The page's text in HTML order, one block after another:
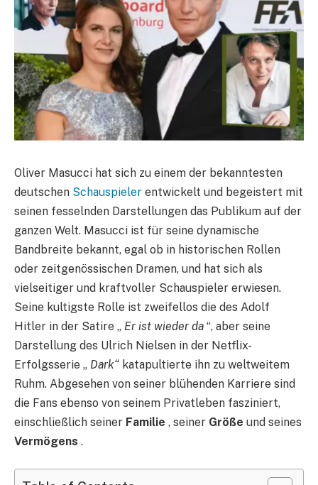
Oliver Masucci hat sich zu einem der bekanntesten
deutschen Schauspieler entwickelt und begeistert mit
seinen fesselnden Darstellungen das Publikum auf der
ganzen Welt. Masucci ist für seine dynamische
Bandbreite bekannt, egal ob in historischen Rollen
oder zeitgenössischen Dramen, und hat sich als
vielseitiger und kraftvoller Schauspieler erwiesen.
Seine kultigste Rolle ist zweifellos die des Adolf
Hitler in der Satire „ Er ist wieder da “, aber seine
Darstellung des Ulrich Nielsen in der Netflix-
Erfolgsserie „ Dark“ katapultierte ihn zu weltweitem
Ruhm. Abgesehen von seiner blühenden Karriere sind
die Fans ebenso von seinem Privatleben fasziniert,
einschließlich seiner Familie , seiner Größe und seines
Vermögens .